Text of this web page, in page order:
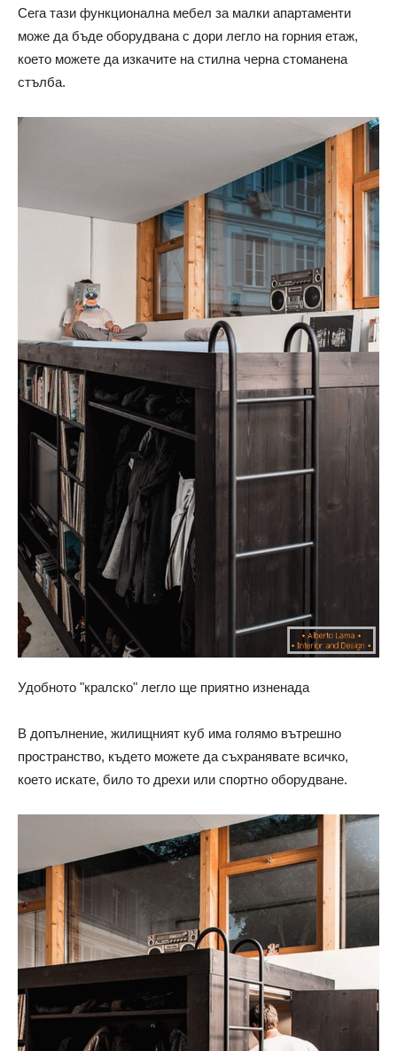
Сега тази функционална мебел за малки апартаменти
може да бъде оборудвана с дори легло на горния етаж,
което можете да изкачите на стилна черна стоманена
стълба.
Удобното "кралско" легло ще приятно изненада
В допълнение, жилищният куб има голямо вътрешно
пространство, където можете да съхранявате всичко,
което искате, било то дрехи или спортно оборудване.